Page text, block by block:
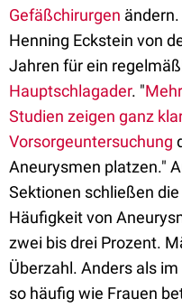
Gefäßchirurgen
Henning Eckstein von
Jahren für ein
Hauptschlagader. "
Studien zeigen ganz klar
Vorsorgeuntersuchung
Aneurysmen platzen."
Sektionen schließen die
Häufigkeit von
zwei bis drei Prozent.
Überzahl. Anders als
so häufig wie Frauen